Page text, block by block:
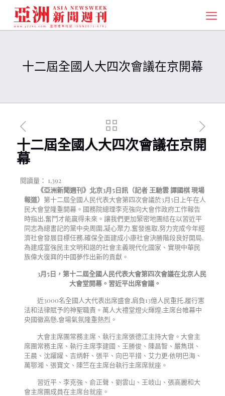
十二屆全國人大四次會議在京開幕
十二屆全國人大四次會議在京開
幕
閱讀量： 1,392
《亞洲新聞週刊》北京3月5日訊（記者 王馳雲 譚國棋 現場
報道） 第十二屆全國人民代表大會第四次會議於3月5日上午在人
民大會堂隆重開幕。國務院總理李克強向大會作政府工作報告
時指出,奮鬥才能贏得未來。讓我們更加緊密地團結在以習近平
同志為總書記的黨中央周圍,凝心聚力,奮發進取,努力完成今年經
濟社會發展目標任務,確保全面建成小康社會決勝階段良好開局,
為建成富強民主文明和諧的社會主義現代化國家、實現中華民
族偉大復興的中國夢作出新的貢獻。
3月5日，第十二屆全國人民代表大會第四次會議在北京人民
大會堂開幕。習近平出席會議。
近3000名全國人大代表出席盛會,肩負13億人民重托,履行憲
法和法律賦予的神聖職責。萬人大禮堂燈火輝煌,主席台帷幕中
央國徽高懸,會場氣氛隆重熱烈。
大會主席團常務主席、執行主席張德江主持大會。大會主
席團常務主席、執行主席李建國、王勝俊、陳昌智、嚴雋琪、
王晨、沈躍躍、吉炳軒、張平、向巴平措、艾力更·依明巴海、
萬鄂湘、張寶文、陳竺在主席台執行主席席就座。
習近平、李克強、俞正聲、劉雲山、王岐山、張高麗和大
會主席團成員在主席台就座。